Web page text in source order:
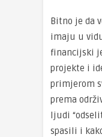
Bitno je da
imaju u
financijski
projekte i
primjerom
prema
ljudi
spasili i